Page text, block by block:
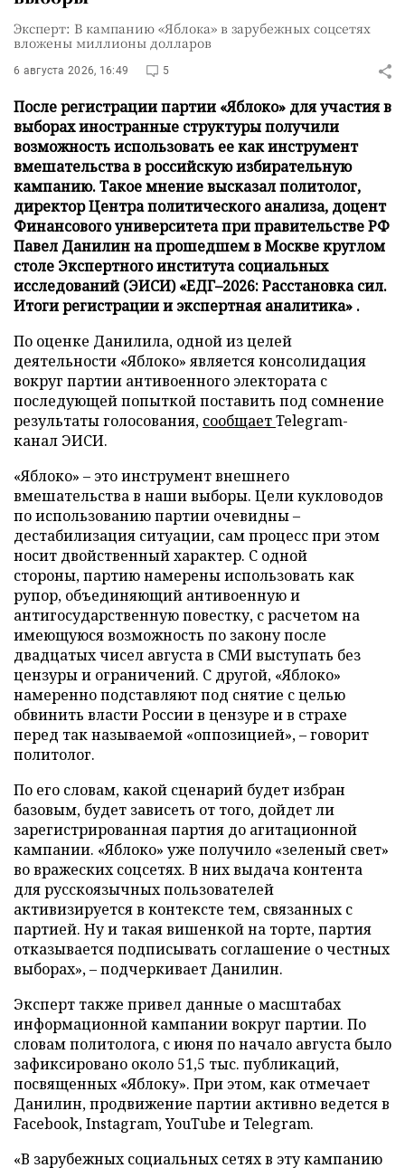
Эксперт: В кампанию «Яблока» в зарубежных соцсетях
вложены миллионы долларов
6 августа 2026, 16:49 5
После регистрации партии «Яблоко» для участия в
выборах иностранные структуры получили
возможность использовать ее как инструмент
вмешательства в российскую избирательную
кампанию. Такое мнение высказал политолог,
директор Центра политического анализа, доцент
Финансового университета при правительстве РФ
Павел Данилин на прошедшем в Москве круглом
столе Экспертного института социальных
исследований (ЭИСИ) «ЕДГ–2026: Расстановка сил.
Итоги регистрации и экспертная аналитика» .
По оценке Данилила, одной из целей
деятельности «Яблоко» является консолидация
вокруг партии антивоенного электората с
последующей попыткой поставить под сомнение
результаты голосования, сообщаетTelegram-
канал ЭИСИ.
«Яблоко» – это инструмент внешнего
вмешательства в наши выборы. Цели кукловодов
по использованию партии очевидны –
дестабилизация ситуации, сам процесс при этом
носит двойственный характер. С одной
стороны, партию намерены использовать как
рупор, объединяющий антивоенную и
антигосударственную повестку, с расчетом на
имеющуюся возможность по закону после
двадцатых чисел августа в СМИ выступать без
цензуры и ограничений. С другой, «Яблоко»
намеренно подставляют под снятие с целью
обвинить власти России в цензуре и в страхе
перед так называемой «оппозицией», – говорит
политолог.
По его словам, какой сценарий будет избран
базовым, будет зависеть от того, дойдет ли
зарегистрированная партия до агитационной
кампании. «Яблоко» уже получило «зеленый свет»
во вражеских соцсетях. В них выдача контента
для русскоязычных пользователей
активизируется в контексте тем, связанных с
партией. Ну и такая вишенкой на торте, партия
отказывается подписывать соглашение о честных
выборах», – подчеркивает Данилин.
Эксперт также привел данные о масштабах
информационной кампании вокруг партии. По
словам политолога, с июня по начало августа было
зафиксировано около 51,5 тыс. публикаций,
посвященных «Яблоку». При этом, как отмечает
Данилин, продвижение партии активно ведется в
Facebook, Instagram, YouTube и Telegram.
«В зарубежных социальных сетях в эту кампанию